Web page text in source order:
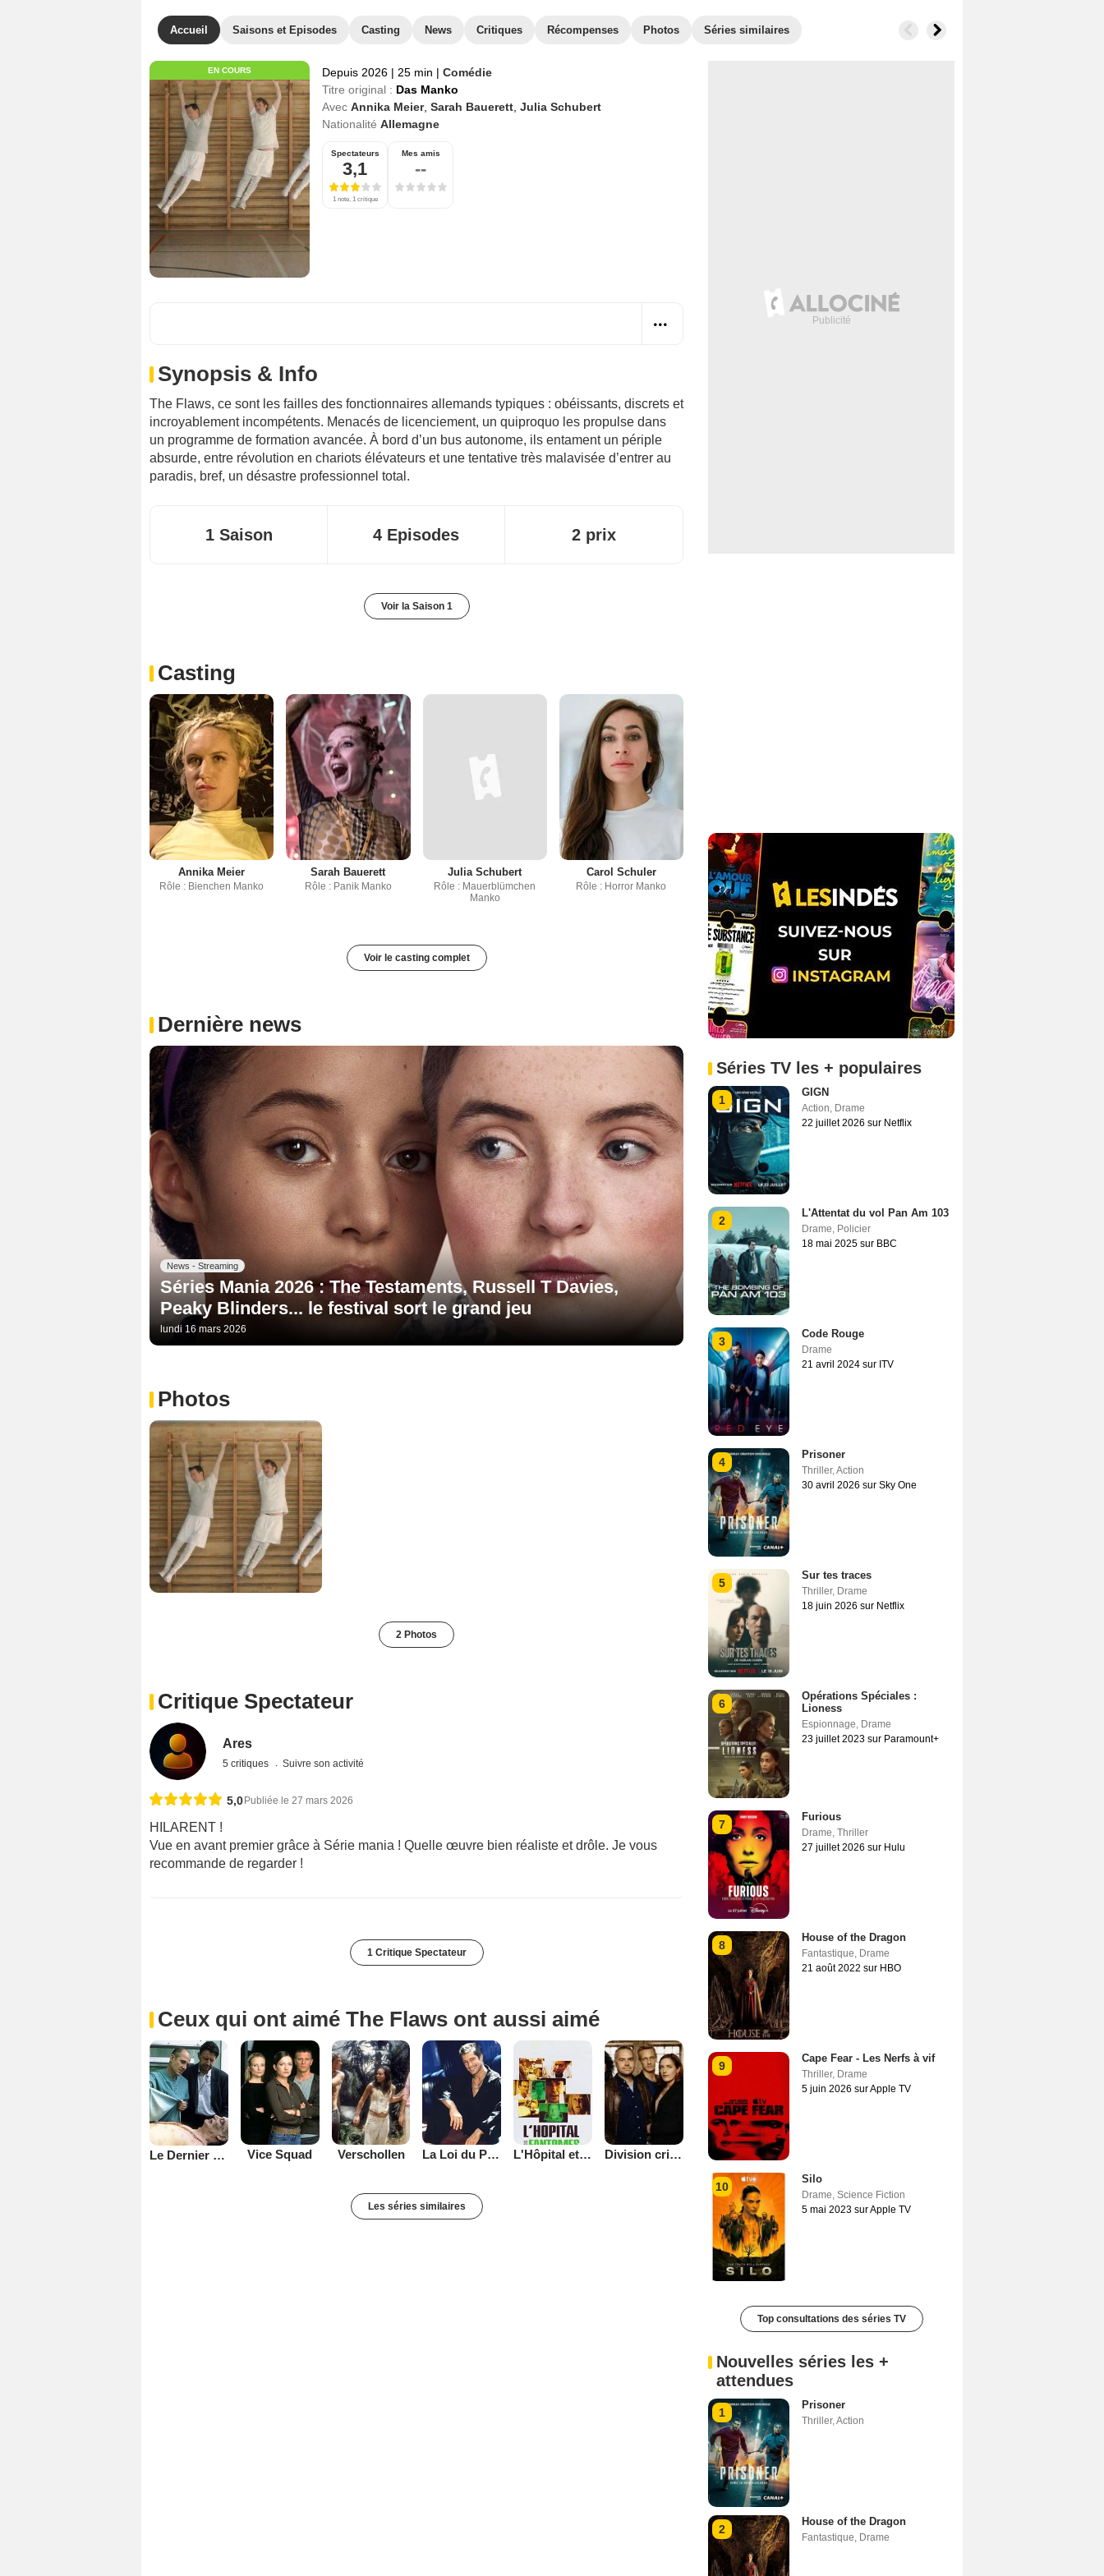
Accueil Saisons et Episodes Casting News Critiques Récompenses Photos Séries similaires
EN COURS Depuis 2026 | 25 min | Comédie
Titre original : Das Manko
Avec Annika Meier, Sarah Bauerett Julia Schubert
Nationalité Allemagne
Spectateurs
3,1
1 note, 1 critique
Mes amis
--
Synopsis & Info
The Flaws, ce sont les failles des fonctionnaires allemands typiques : obéissants, discrets et
incroyablement incompétents. Menacés de licenciement, un quiproquo les propulse dans
un programme de formation avancée. À bord d’un bus autonome, ils entament un périple
absurde, entre révolution en chariots élévateurs et une tentative très malavisée d’entrer au
paradis, bref, un désastre professionnel total.
1 Saison 4 Episodes 2 prix
Voir la Saison 1
Casting
Annika Meier
Rôle : Bienchen Manko
Sarah Bauerett
Rôle : Panik Manko
Julia Schubert
Rôle : Mauerblümchen
Manko
Carol Schuler
Rôle : Horror Manko
Voir le casting complet
Dernière news
News - Streaming
Séries Mania 2026 : The Testaments, Russell T Davies,
Peaky Blinders... le festival sort le grand jeu
lundi 16 mars 2026
Photos
2 Photos
Critique Spectateur
Ares
5 critiques Suivre son activité
5,0Publiée le 27 mars 2026
HILARENT !
Vue en avant premier grâce à Série mania ! Quelle œuvre bien réaliste et drôle. Je vous
recommande de regarder !
1 Critique Spectateur
Ceux qui ont aimé The Flaws ont aussi aimé
Le Dernier témoin Vice Squad Verschollen La Loi du Puma L'Hôpital et Ses Fantômes Division criminelle
Les séries similaires
Séries TV les + populaires
1
GIGN
Action, Drame
22 juillet 2026 sur Netflix
2
L'Attentat du vol Pan Am 103
Drame, Policier
18 mai 2025 sur BBC
3
Code Rouge
Drame
21 avril 2024 sur ITV
4
Prisoner
Thriller,Action
30 avril 2026 sur Sky One
5
Sur tes traces
Thriller, Drame
18 juin 2026 sur Netflix
6
Opérations Spéciales :
Lioness
Espionnage, Drame
23 juillet 2023 sur Paramount+
7
Furious
Drame, Thriller
27 juillet 2026 sur Hulu
8
House of the Dragon
Fantastique, Drame
21 août 2022 sur HBO
9
Cape Fear - Les Nerfs à vif
Thriller, Drame
5 juin 2026 sur Apple TV
10
Silo
Drame, Science Fiction
5 mai 2023 sur Apple TV
Top consultations des séries TV
Nouvelles séries les +
attendues
1
Prisoner
Thriller,Action
2
House of the Dragon
Fantastique, Drame